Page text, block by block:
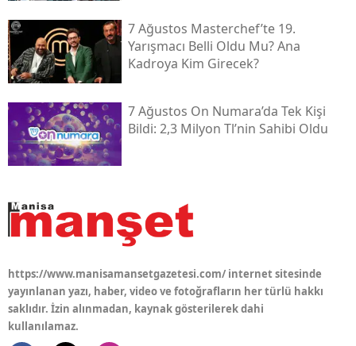
7 Ağustos Masterchef’te 19.
Yarışmacı Belli Oldu Mu? Ana
Kadroya Kim Girecek?
7 Ağustos On Numara’da Tek Kişi
Bildi: 2,3 Milyon Tl’nin Sahibi Oldu
https://www.manisamansetgazetesi.com/ internet sitesinde
yayınlanan yazı, haber, video ve fotoğrafların her türlü hakkı
saklıdır. İzin alınmadan, kaynak gösterilerek dahi
kullanılamaz.